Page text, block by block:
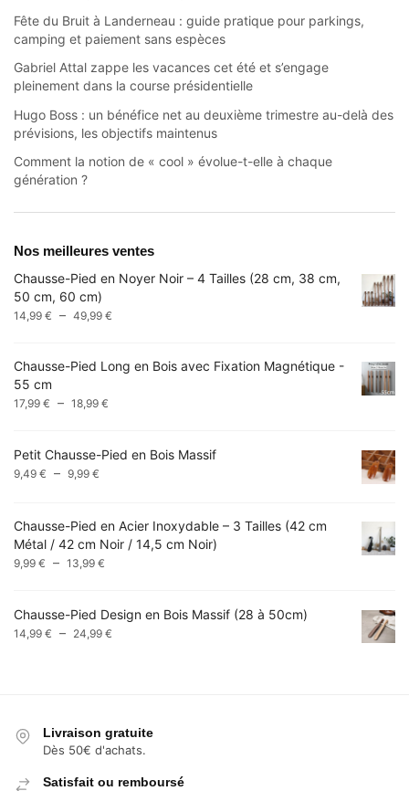
Fête du Bruit à Landerneau : guide pratique pour parkings,
camping et paiement sans espèces
Gabriel Attal zappe les vacances cet été et s’engage
pleinement dans la course présidentielle
Hugo Boss : un bénéfice net au deuxième trimestre au-delà des
prévisions, les objectifs maintenus
Comment la notion de « cool » évolue-t-elle à chaque
génération ?
Nos meilleures ventes
Chausse-Pied en Noyer Noir – 4 Tailles (28 cm, 38 cm,
50 cm, 60 cm)
14,99 € – 49,99 €
14,99 €
Chausse-Pied Long en Bois avec Fixation Magnétique -
55 cm
17,99 € – 18,99 €
17,99 €
Petit Chausse-Pied en Bois Massif
9,49 € – 9,99 €
9,49 €
à
9,99 €
Chausse-Pied en Acier Inoxydable – 3 Tailles (42 cm
Métal / 42 cm Noir / 14,5 cm Noir)
9,99 € – 13,99 €
9,99 €
à
Chausse-Pied Design en Bois Massif (28 à 50cm)
14,99 € – 24,99 €
Livraison gratuite
Dès 50€ d'achats.
Satisfait ou remboursé